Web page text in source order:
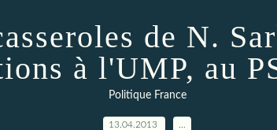
de N.
à l'UMP, au
Politique France
13.04.2013